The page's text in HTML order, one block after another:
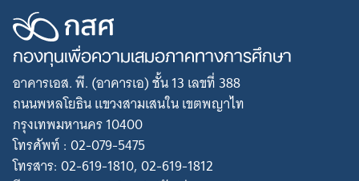
กองทุนเพื่อความเสมอภาคทางการศึกษา
อาคารเอส. พี. (อาคารเอ) ชั้น 13 เลขที่ 388
ถนนพหลโยธิน แขวงสามเสนใน เขตพญาไท
กรุงเทพมหานคร 10400
โทรศัพท์ : 02-079-5475
โทรสาร: 02-619-1810, 02-619-1812